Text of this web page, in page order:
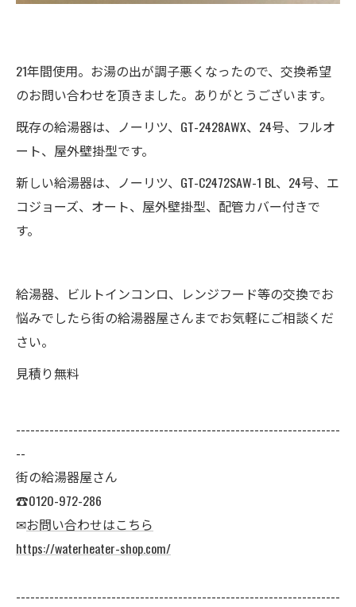
21年間使用。お湯の出が調子悪くなったので、交換希望
のお問い合わせを頂きました。ありがとうございます。
既存の給湯器は、ノーリツ、GT-2428AWX、24号、フルオ
ート、屋外壁掛型です。
新しい給湯器は、ノーリツ、GT-C2472SAW-1 BL、24号、エ
コジョーズ、オート、屋外壁掛型、配管カバー付きで
す。
給湯器、ビルトインコンロ、レンジフード等の交換でお
悩みでしたら街の給湯器屋さんまでお気軽にご相談くだ
さい。
見積り無料
--------------------------------------------------------------------
--
街の給湯器屋さん
☎0120-972-286
✉お問い合わせはこちら
https://waterheater-shop.com/
--------------------------------------------------------------------